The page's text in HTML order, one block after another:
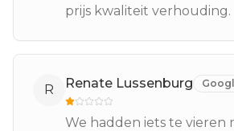
prijs kwaliteit verhouding.
R Renate Lussenburg
We hadden iets te vieren